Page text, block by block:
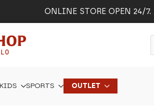
ONLINE STORE OPEN 24/
SPORTS OUTLET